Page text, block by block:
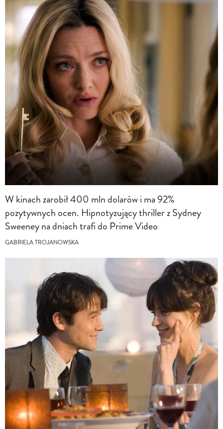
W kinach zarobił 400 mln dolarów i ma 92%
pozytywnych ocen. Hipnotyzujący thriller z Sydney
Sweeney na dniach trafi do Prime Video
GABRIELA TROJANOWSKA